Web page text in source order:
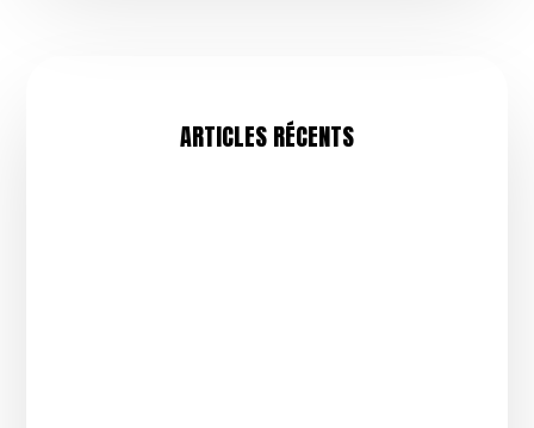
ARTICLES RÉCENTS